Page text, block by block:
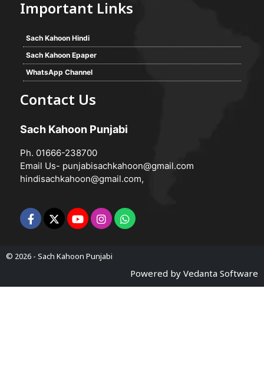
Important Links
Sach Kahoon Hindi
Sach Kahoon Epaper
WhatsApp Channel
Contact Us
Sach Kahoon Punjabi
Ph. 01666-238700
Email Us- punjabisachkahoon@gmail.com
hindisachkahoon@gmail.com,
© 2026 - Sach Kahoon Punjabi
Powered by Vedanta Software